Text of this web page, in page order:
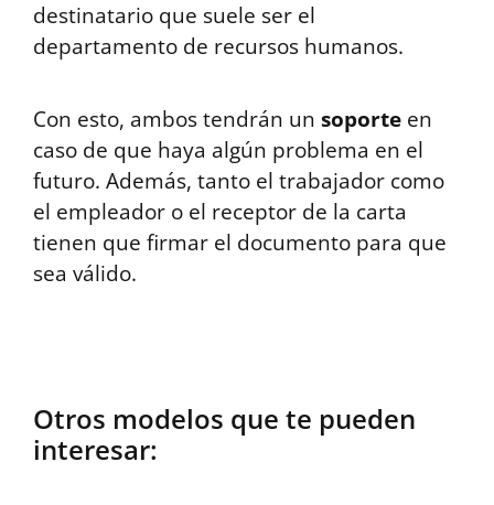
destinatario que suele ser el
departamento de recursos humanos.
Con esto, ambos tendrán un soporte en
caso de que haya algún problema en el
futuro. Además, tanto el trabajador como
el empleador o el receptor de la carta
tienen que firmar el documento para que
sea válido.
Otros modelos que te pueden
interesar: